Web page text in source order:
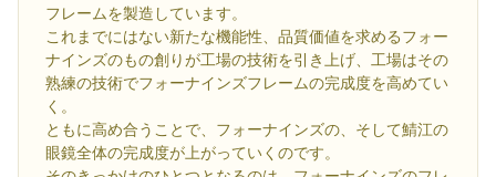
フレームを製造しています。
これまでにはない新たな機能性、品質価値を求めるフォー
ナインズのもの創りが工場の技術を引き上げ、工場はその
熟練の技術でフォーナインズフレームの完成度を高めてい
く。
ともに高め合うことで、フォーナインズの、そして鯖江の
眼鏡全体の完成度が上がっていくのです。